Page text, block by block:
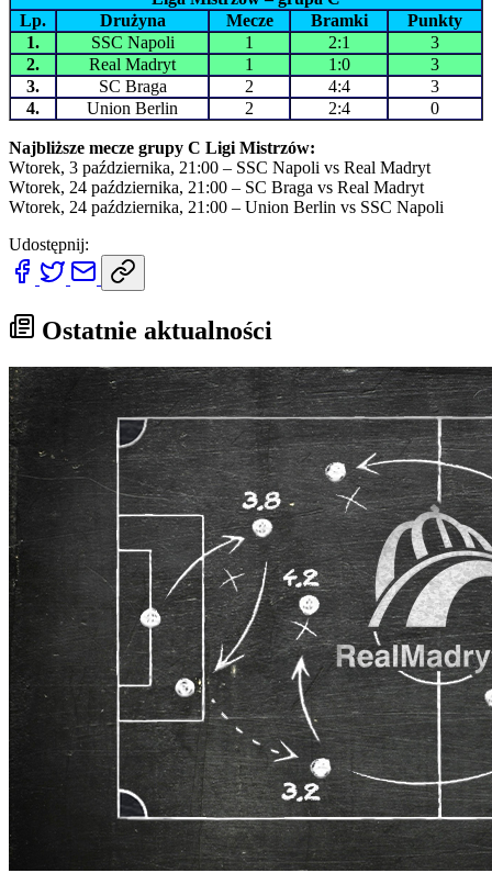
Lp.
Drużyna Mecze Bramki
Punkty
1.
SSC Napoli 1 2:1
3
2.
Real Madryt 1 1:0
3
3.
SC Braga 2 4:4
3
4.
Union Berlin 2 2:4 0
Najbliższe mecze grupy C Ligi Mistrzów:
Wtorek, 3 października, 21:00 – SSC Napoli vs Real Madryt
Wtorek, 24 października, 21:00 – SC Braga vs Real Madryt
Wtorek, 24 października, 21:00 – Union Berlin vs SSC Napoli
Udostępnij:
Ostatnie aktualności